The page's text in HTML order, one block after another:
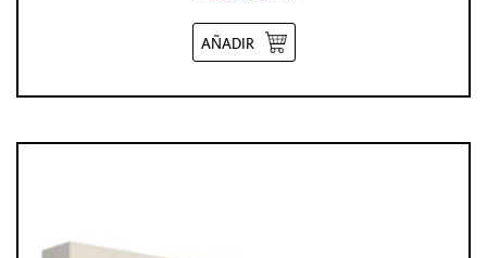
AÑADIR